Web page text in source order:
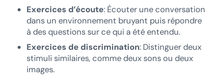
Exercices d’écoute: Écouter une conversation
dans un environnement bruyant puis répondre
à des questions sur ce qui a été entendu.
Exercices de discrimination: Distinguer deux
stimuli similaires, comme deux sons ou deux
images.